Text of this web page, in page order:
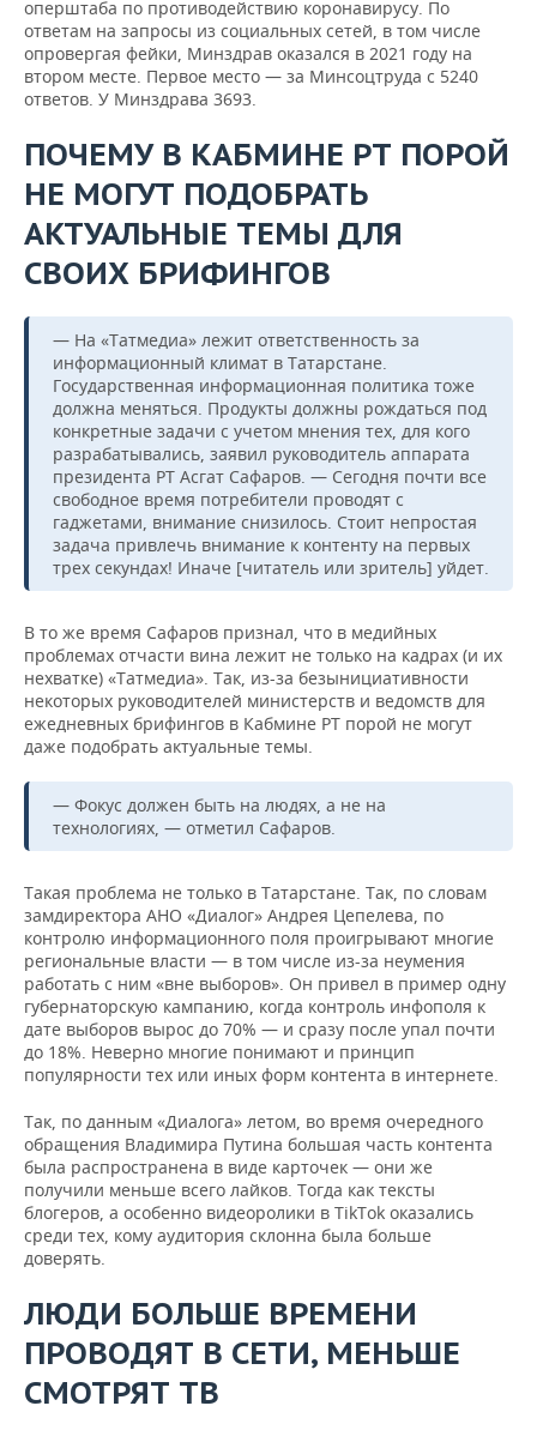
оперштаба по противодействию коронавирусу. По
ответам на запросы из социальных сетей, в том числе
опровергая фейки, Минздрав оказался в 2021 году на
втором месте. Первое место — за Минсоцтруда с 5240
ответов. У Минздрава 3693.
ПОЧЕМУ В КАБМИНЕ РТ ПОРОЙ
НЕ МОГУТ ПОДОБРАТЬ
АКТУАЛЬНЫЕ ТЕМЫ ДЛЯ
СВОИХ БРИФИНГОВ
— На «Татмедиа» лежит ответственность за
информационный климат в Татарстане.
Государственная информационная политика тоже
должна меняться. Продукты должны рождаться под
конкретные задачи с учетом мнения тех, для кого
разрабатывались, заявил руководитель аппарата
президента РТ Асгат Сафаров. — Сегодня почти все
свободное время потребители проводят с
гаджетами, внимание снизилось. Стоит непростая
задача привлечь внимание к контенту на первых
трех секундах! Иначе [читатель или зритель] уйдет.
В то же время Сафаров признал, что в медийных
проблемах отчасти вина лежит не только на кадрах (и их
нехватке) «Татмедиа». Так, из-за безынициативности
некоторых руководителей министерств и ведомств для
ежедневных брифингов в Кабмине РТ порой не могут
даже подобрать актуальные темы.
— Фокус должен быть на людях, а не на
технологиях, — отметил Сафаров.
Такая проблема не только в Татарстане. Так, по словам
замдиректора АНО «Диалог» Андрея Цепелева, по
контролю информационного поля проигрывают многие
региональные власти — в том числе из-за неумения
работать с ним «вне выборов». Он привел в пример одну
губернаторскую кампанию, когда контроль инфополя к
дате выборов вырос до 70% — и сразу после упал почти
до 18%. Неверно многие понимают и принцип
популярности тех или иных форм контента в интернете.
Так, по данным «Диалога» летом, во время очередного
обращения Владимира Путина большая часть контента
была распространена в виде карточек — они же
получили меньше всего лайков. Тогда как тексты
блогеров, а особенно видеоролики в TikTok оказались
среди тех, кому аудитория склонна была больше
доверять.
ЛЮДИ БОЛЬШЕ ВРЕМЕНИ
ПРОВОДЯТ В СЕТИ, МЕНЬШЕ
СМОТРЯТ ТВ